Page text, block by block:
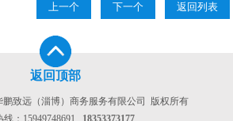
上一个 下一个 返回列表
返回顶部
鹏致远（淄博）商务服务有限公司 版权所有
线： 15949748691 18353373177